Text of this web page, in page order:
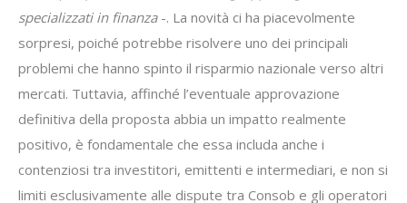
specializzati in finanza -. La novità ci ha piacevolmente
sorpresi, poiché potrebbe risolvere uno dei principali
problemi che hanno spinto il risparmio nazionale verso altri
mercati. Tuttavia, affinché l’eventuale approvazione
definitiva della proposta abbia un impatto realmente
positivo, è fondamentale che essa includa anche i
contenziosi tra investitori, emittenti e intermediari, e non si
limiti esclusivamente alle dispute tra Consob e gli operatori